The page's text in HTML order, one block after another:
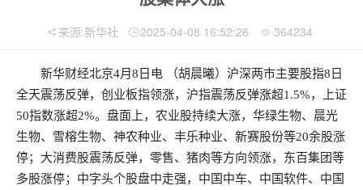
来源:新华社 2025-04-08 16:52:26 364234
新华财经北京4月8日电 （胡晨曦）沪深两市主要股指8日
全天震荡反弹，创业板指领涨，沪指震荡反弹涨超1.5%，上证
50指数涨超2%。盘面上，农业股持续大涨，华绿生物、晨光
生物、雪榕生物、神农种业、丰乐种业、新赛股份等20余股涨
停；大消费股震荡反弹，零售、猪肉等方向领涨，东百集团等
多股涨停；中字头个股盘中走强，中国中车、中国软件、中国